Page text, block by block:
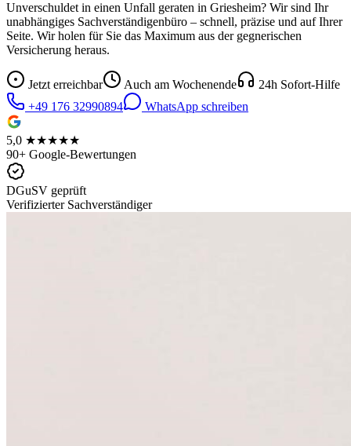
Unverschuldet in einen Unfall geraten in Griesheim? Wir sind Ihr
unabhängiges Sachverständigenbüro – schnell, präzise und auf Ihrer
Seite. Wir holen für Sie das Maximum aus der gegnerischen
Versicherung heraus.
Jetzt erreichbar Auch am Wochenende
24h Sofort-Hilfe
+49 176 32990894
WhatsApp schreiben
5,0 ★★★★★
90+ Google-Bewertungen
DGuSV geprüft
Verifizierter Sachverständiger